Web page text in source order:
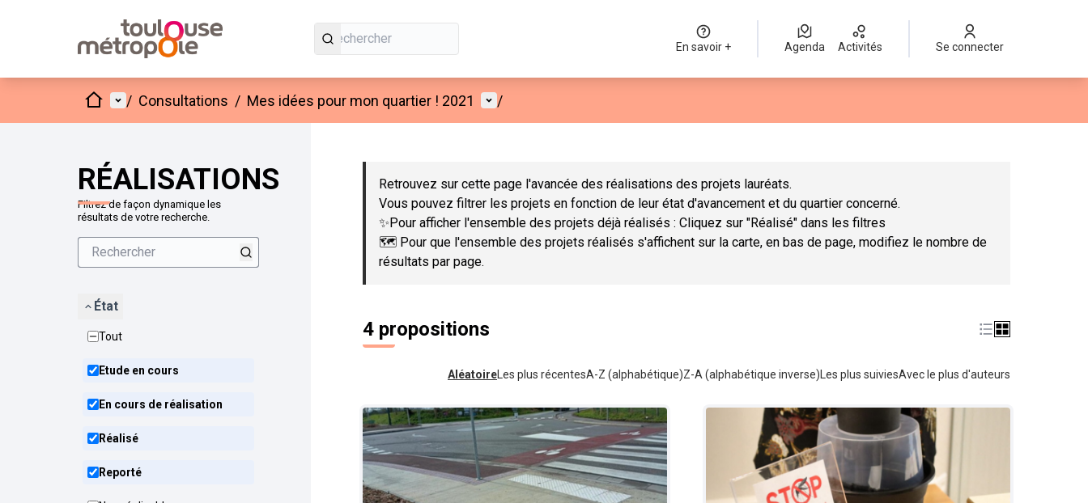
En savoir + Agenda Activités Se connecter
AccueilMenu principal
/ Consultations / Mes idées pour mon quartier ! 2021 Menu utilisateur
/
RÉALISATIONS
Filtrez de façon dynamique les
résultats de votre recherche.
État
Tout
Etude en cours
En cours de réalisation
Réalisé
Reporté
Passer la carte
Retrouvez sur cette page l'avancée des réalisations des projets lauréats.
Vous pouvez filtrer les projets en fonction de leur état d'avancement et du quartier concerné.
✨Pour afficher l'ensemble des projets déjà réalisés : Cliquez sur "Réalisé" dans les filtres
🗺️ Pour que l'ensemble des projets réalisés s'affichent sur la carte, en bas de page, modifiez le nombre de
résultats par page.
4 propositions
Aléatoire Les plus récentesA-Z (alphabétique)Z-A (alphabétique inverse) Les plus suiviesAvec le plus d'auteurs